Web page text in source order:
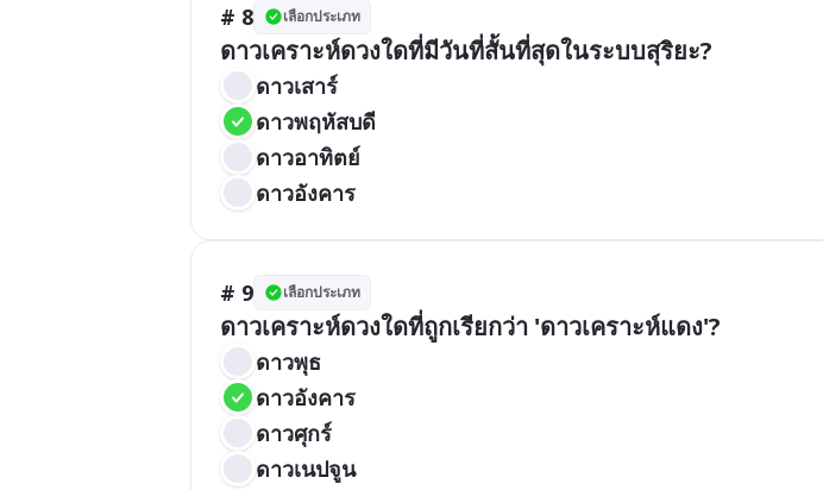
# 8 เลือกประเภท
ดาวเคราะห์ดวงใดที่มีวันที่สั้นที่สุดในระบบสุริยะ?
ดาวเสาร์
ดาวพฤหัสบดี
ดาวอาทิตย์
ดาวอังคาร
# 9 เลือกประเภท
ดาวเคราะห์ดวงใดที่ถูกเรียกว่า 'ดาวเคราะห์แดง'?
ดาวพุธ
ดาวอังคาร
ดาวศุกร์
ดาวเนปจูน